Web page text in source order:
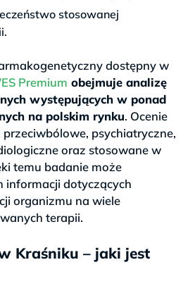
stosowanej
dostępny w
Premium obejmuje analizę
występujących w ponad
na polskim rynku. Ocenie
psychiatryczne,
oraz stosowane w
temu badanie może
informacji dotyczących
organizmu na wiele
terapii.
Kraśniku – jaki jest